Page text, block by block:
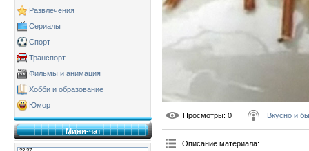
Развлечения
Сериалы
Спорт
Транспорт
Фильмы и анимация
Хобби и образование
Юмор
Мини-чат
Просмотры: 0 Вкусно и
Описание материала: